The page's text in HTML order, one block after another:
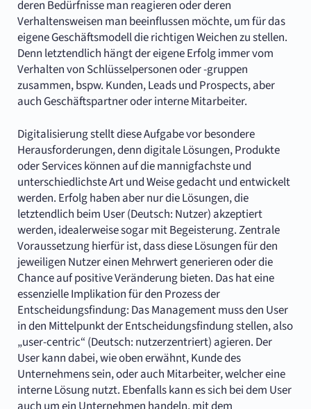
deren Bedürfnisse man reagieren oder deren
Verhaltensweisen man beeinflussen möchte, um für das
eigene Geschäftsmodell die richtigen Weichen zu stellen.
Denn letztendlich hängt der eigene Erfolg immer vom
Verhalten von Schlüsselpersonen oder -gruppen
zusammen, bspw. Kunden, Leads und Prospects, aber
auch Geschäftspartner oder interne Mitarbeiter.
Digitalisierung stellt diese Aufgabe vor besondere
Herausforderungen, denn digitale Lösungen, Produkte
oder Services können auf die mannigfachste und
unterschiedlichste Art und Weise gedacht und entwickelt
werden. Erfolg haben aber nur die Lösungen, die
letztendlich beim User (Deutsch: Nutzer) akzeptiert
werden, idealerweise sogar mit Begeisterung. Zentrale
Voraussetzung hierfür ist, dass diese Lösungen für den
jeweiligen Nutzer einen Mehrwert generieren oder die
Chance auf positive Veränderung bieten. Das hat eine
essenzielle Implikation für den Prozess der
Entscheidungsfindung: Das Management muss den User
in den Mittelpunkt der Entscheidungsfindung stellen, also
„user-centric“ (Deutsch: nutzerzentriert) agieren. Der
User kann dabei, wie oben erwähnt, Kunde des
Unternehmens sein, oder auch Mitarbeiter, welcher eine
interne Lösung nutzt. Ebenfalls kann es sich bei dem User